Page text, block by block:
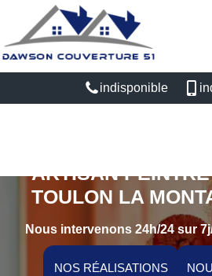
indisponible
ARTISAN
TOULON LA
Nous intervenons 24h/24 sur
NOS RÉALISATIONS